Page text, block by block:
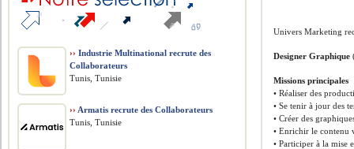
Univers Marketing
Designer Graphique
Missions principales
• Réaliser des
• Se tenir à jour des
• Créer des
• Enrichir le contenu
• Participer à la mise
›› Industrie Multinational recrute des
Collaborateurs
Tunis, Tunisie
›› Armatis recrute des Collaborateurs
Tunis, Tunisie